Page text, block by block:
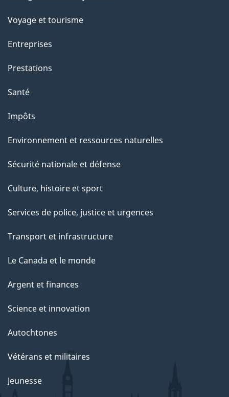
Voyage et tourisme
Entreprises
Prestations
Santé
Impôts
Environnement et ressources naturelles
Sécurité nationale et défense
Culture, histoire et sport
Services de police, justice et urgences
Transport et infrastructure
Le Canada et le monde
Argent et finances
Science et innovation
Autochtones
Vétérans et militaires
Jeunesse